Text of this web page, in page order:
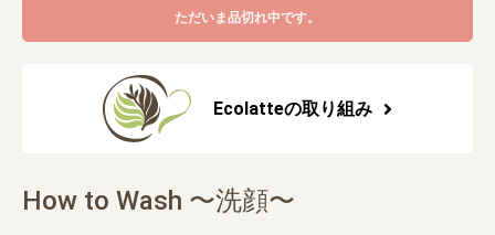
ただいま品切れ中です。
Ecolatteの取り組み
How to Wash 〜洗顔〜